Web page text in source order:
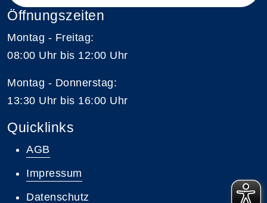
Öffnungszeiten
Montag - Freitag:
08:00 Uhr bis 12:00 Uhr
Montag - Donnerstag:
13:30 Uhr bis 16:00 Uhr
Quicklinks
AGB
Impressum
Datenschutz